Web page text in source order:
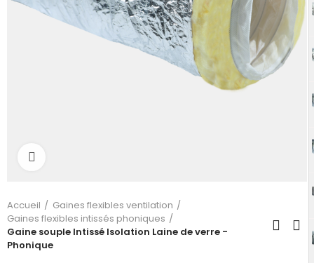
Accueil
Gaines flexibles ventilation
Gaines flexibles intissés phoniques
Gaine souple Intissé Isolation Laine de verre -
Phonique